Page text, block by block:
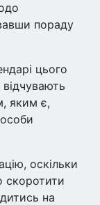
пораду
цього
яким є,
оскільки
скоротити
на